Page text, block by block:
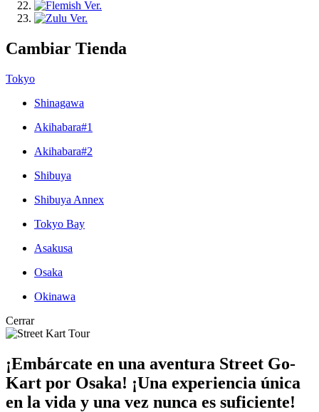
Cambiar Tienda
Tokyo
Shinagawa
Akihabara#1
Akihabara#2
Shibuya
Shibuya Annex
Tokyo Bay
Asakusa
Osaka
Okinawa
Cerrar
¡Embárcate en una aventura Street Go-
Kart por Osaka! ¡Una experiencia única
en la vida y una vez nunca es suficiente!